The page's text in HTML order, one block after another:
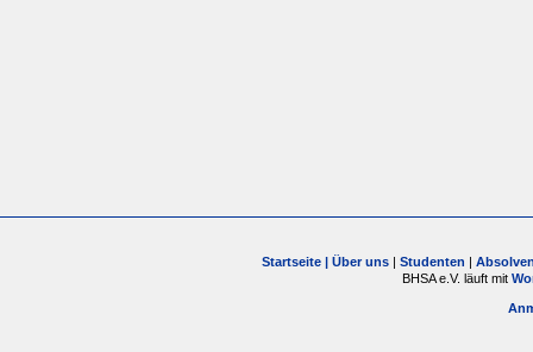
Startseite | Über uns| Studenten |
BHSA e.V. läuft mit